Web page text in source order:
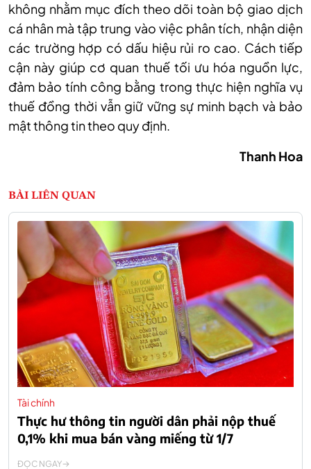
không nhằm mục đích theo dõi toàn bộ giao dịch
cá nhân mà tập trung vào việc phân tích, nhận diện
các trường hợp có dấu hiệu rủi ro cao. Cách tiếp
cận này giúp cơ quan thuế tối ưu hóa nguồn lực,
đảm bảo tính công bằng trong thực hiện nghĩa vụ
thuế đồng thời vẫn giữ vững sự minh bạch và bảo
mật thông tin theo quy định.
Thanh Hoa
BÀI LIÊN QUAN
Tài chính
Thực hư thông tin người dân phải nộp thuế
0,1% khi mua bán vàng miếng từ 1/7
ĐỌC NGAY